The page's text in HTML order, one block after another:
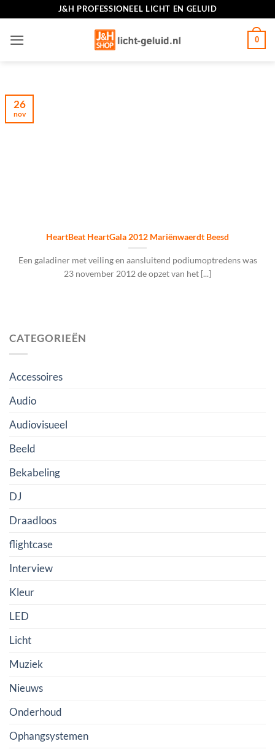
inhoud
J&H PROFESSIONEEL LICHT EN GELUID
0
CATEGORIEËN
Accessoires
Audio
Audiovisueel
Beeld
Bekabeling
DJ
Draadloos
flightcase
Interview
Kleur
LED
Licht
Muziek
Nieuws
Onderhoud
Ophangsystemen
HeartBeat HeartGala 2012 Mariënwaerdt Beesd
Een galadiner met veiling en aansluitend podiumoptredens was
23 november 2012 de opzet van het [...]
26
nov